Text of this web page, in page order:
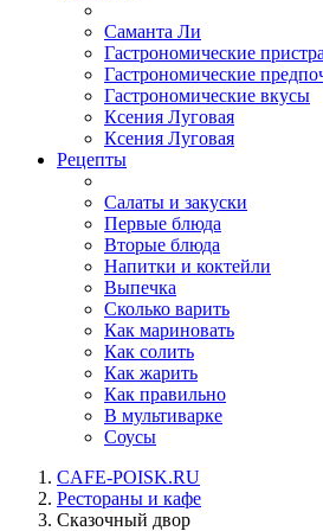
Саманта Ли
Гастрономические
Гастрономические
Гастрономические вкусы
Ксения Луговая
Ксения Луговая
Рецепты
Салаты и закуски
Первые блюда
Вторые блюда
Напитки и коктейли
Выпечка
Сколько варить
Как мариновать
Как солить
Как жарить
Как правильно
В мультиварке
Соусы
CAFE-POISK.RU
Рестораны и кафе
Сказочный двор